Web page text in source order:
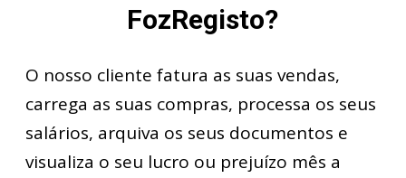
FozRegisto?
O nosso cliente fatura as suas vendas,
carrega as suas compras, processa os seus
salários, arquiva os seus documentos e
visualiza o seu lucro ou prejuízo mês a